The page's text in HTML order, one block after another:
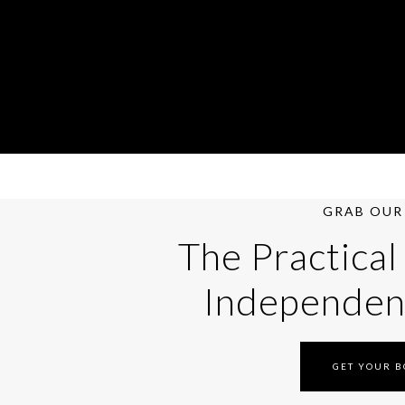
GRAB
The
GET YOUR